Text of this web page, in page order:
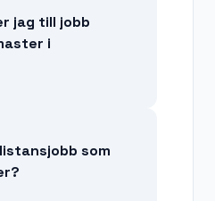
jag till jobb
i
som